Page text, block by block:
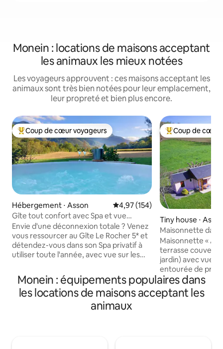
Monein : locations de maisons acceptant
les animaux les mieux notées
Les voyageurs approuvent : ces maisons acceptant les
animaux sont très bien notées pour leur emplacement,
leur propreté et bien plus encore.
Coups de cœur voyageurs les plus appréciés
Coup de cœur voyageurs
Hébergement ⋅ Asson Évaluation moyenne sur la
4,97 (154)
Gîte tout confort avec Spa et vue
Pyrénées
Envie d'une déconnexion totale ? Venez
vous ressourcer au Gîte Le Rocher 5* et
détendez-vous dans son Spa privatif à
utiliser toute l'année, avec vue sur les
nature apaisante ! Ce gîte vous offrira
tout le confort nécéssaire pour une
relaxation complète grâce à ses
équipements modernes et son
ambiance cocooning. Les alentours sont
Coups de cœur
Coup de cœur
Tiny house ⋅
Maisonnette dans
Pyrénées
Maisonnette «
terrasse couverte
jardin) avec vue
entourée de
sont composés
chambre, d’un
140 dans le salon
Monein : équipements populaires dans
les locations de maisons acceptant les
animaux